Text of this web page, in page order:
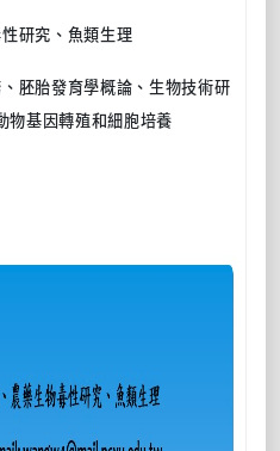
研究、魚類生理
胚胎發育學概論、生物技術研
物基因轉殖和細胞培養